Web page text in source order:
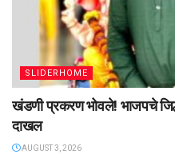
SLIDERHOME
खंडणी प्रकरण भोवले! भाजपचे
दाखल
AUGUST 3, 2026